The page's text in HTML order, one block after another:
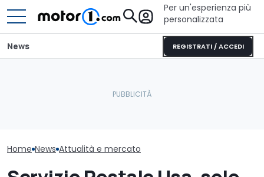
Per un'esperienza più
personalizzata
REGISTRATI / ACCEDI
News
Home News Attualità e mercato